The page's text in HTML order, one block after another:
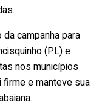
campanha para
(PL) e
nos municípios
e manteve sua